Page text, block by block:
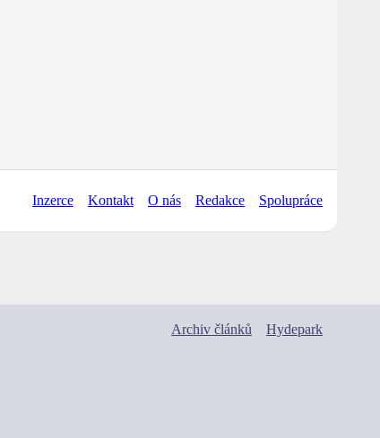
Inzerce Kontakt O nás Redakce Spolupráce
Archiv článků Hydepark